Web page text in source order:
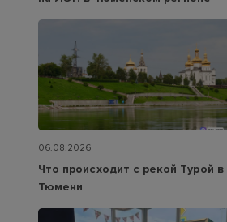
06.08.2026
Что происходит с рекой Турой в
Тюмени